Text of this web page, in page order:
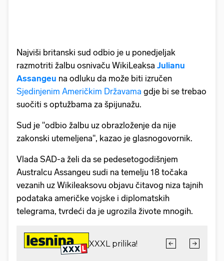
Najviši britanski sud odbio je u ponedjeljak
razmotriti žalbu osnivaču WikiLeaksa Julianu
Assangeu na odluku da može biti izručen
Sjedinjenim Američkim Državama gdje bi se trebao
suočiti s optužbama za špijunažu.
Sud je "odbio žalbu uz obrazloženje da nije
zakonski utemeljena", kazao je glasnogovornik.
Vlada SAD-a želi da se pedesetogodišnjem
Australcu Assangeu sudi na temelju 18 točaka
vezanih uz Wikileaksovu objavu čitavog niza tajnih
podataka američke vojske i diplomatskih
telegrama, tvrdeći da je ugrozila živote mnogih.